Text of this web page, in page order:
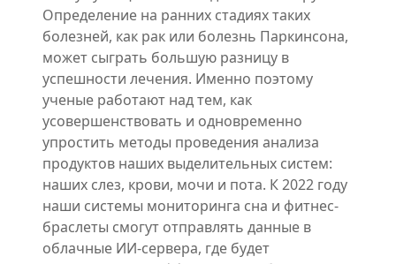
Определение на ранних стадиях таких
болезней, как рак или болезнь Паркинсона,
может сыграть большую разницу в
успешности лечения. Именно поэтому
ученые работают над тем, как
усовершенствовать и одновременно
упростить методы проведения анализа
продуктов наших выделительных систем:
наших слез, крови, мочи и пота. К 2022 году
наши системы мониторинга сна и фитнес-
браслеты смогут отправлять данные в
облачные ИИ-сервера, где будет